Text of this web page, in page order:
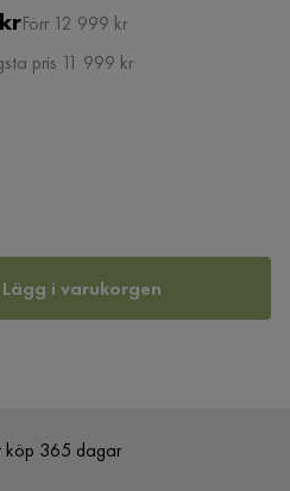
Pris
Original
Pris
Förr 12 999 kr
pris 11 999 kr
Lägg i varukorgen